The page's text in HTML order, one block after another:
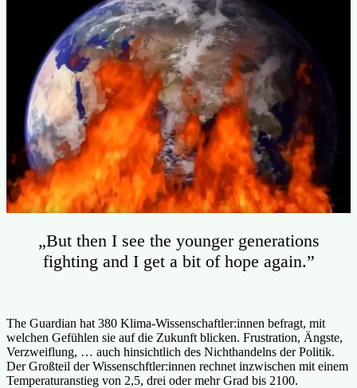
„But then I see the younger generations
fighting and I get a bit of hope again.”
The Guardian hat 380 Klima-Wissenschaftler:innen befragt, mit
welchen Gefühlen sie auf die Zukunft blicken. Frustration, Ängste,
Verzweiflung, … auch hinsichtlich des Nichthandelns der Politik.
Der Großteil der Wissenschftler:innen rechnet inzwischen mit einem
Temperaturanstieg von 2,5, drei oder mehr Grad bis 2100.